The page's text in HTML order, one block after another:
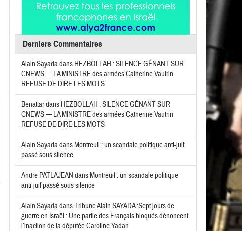
Derniers Commentaires
Alain Sayadadans HEZBOLLAH : SILENCE GÊNANT SUR
CNEWS — LA MINISTRE des armées Catherine Vautrin
REFUSE DE DIRE LES MOTS
Benattardans HEZBOLLAH : SILENCE GÊNANT SUR
CNEWS — LA MINISTRE des armées Catherine Vautrin
REFUSE DE DIRE LES MOTS
Alain Sayadadans Montreuil : un scandale politique anti-juif
passé sous silence
Andre PATLAJEAN dans Montreuil : un scandale politique
anti-juif passé sous silence
Alain SayadadansTribune Alain SAYADA :Sept jours de
guerre en Israël : Une partie des Français bloqués dénoncent
l’inaction de la députée Caroline Yadan